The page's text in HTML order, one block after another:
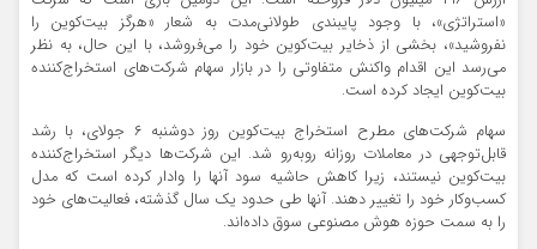
«استراتژی»، با وجود پایبندی طولانی‌مدت به شعار «هرگز بیت‌کوین را
نفروشید»، بخشی از ذخایر بیت‌کوین خود را می‌فروشد، با این حال، به نظر
می‌رسد این اقدام واکنش متفاوتی را در بازار سهام شرکت‌های استخراج‌کننده
بیت‌کوین ایجاد کرده است.
سهام شرکت‌های مطرح استخراج بیت‌کوین روز دوشنبه ۶ جولای، با رشد
قابل‌توجهی در معاملات روزانه روبه‌رو شد. این شرکت‌ها دیگر استخراج‌کننده
بیت‌کوین نیستند، زیرا کاهش حاشیه سود آنها را وادار کرده است که مدل
کسب‌وکار خود را تغییر دهند. آنها طی حدود یک سال گذشته، فعالیت‌های خود
را به سمت حوزه هوش مصنوعی سوق داده‌اند.